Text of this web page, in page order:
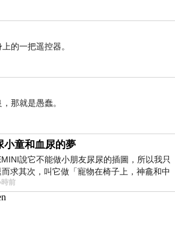
的一把遥控器。
那就是愚蠢。
小童和血尿的夢
說它不能做小朋友尿尿的插圖，所以我只
而求其次，叫它做「寵物在椅子上，神龕和中
孔」的畫了。 六月底
前